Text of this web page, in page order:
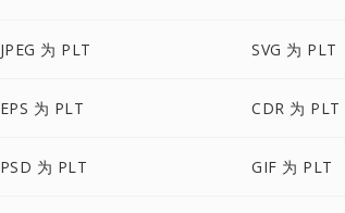
JPEG 为 PLT SVG 为 PLT
EPS 为 PLT CDR 为 PLT
PSD 为 PLT GIF 为 PLT